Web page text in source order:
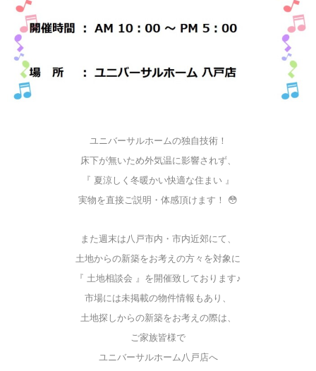
ユニバーサルホームの独自技術！
床下が無いため外気温に影響されず、
『 夏涼しく冬暖かい快適な住まい 』
実物を直接ご説明・体感頂けます！ 😳
また週末は八戸市内・市内近郊にて、
土地からの新築をお考えの方々を対象に
『 土地相談会 』を開催致しております♪
市場には未掲載の物件情報もあり、
土地探しからの新築をお考えの際は、
ご家族皆様で
ユニバーサルホーム八戸店へ